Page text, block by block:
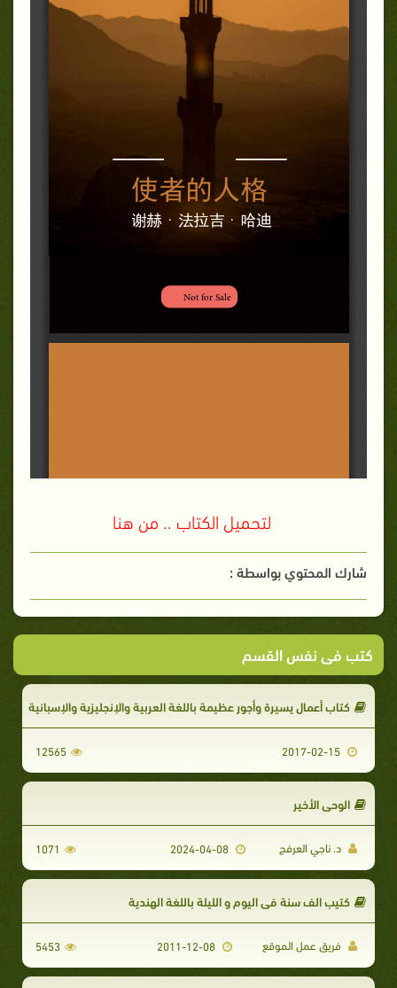
لتحميل الكتاب .. من هنا
شارك المحتوي بواسطة :
كتب فى نفس القسم
كتاب أعمال يسيرة وأجور عظيمة باللغة العربية والإنجليزية والإسبانية
12565
الوحي الأخير
د. ناجي العرفج 2024-04-08
1071
كتيب الف سنة في اليوم و الليلة باللغة الهندية
فريق عمل الموقع 5453